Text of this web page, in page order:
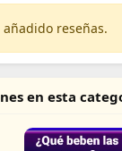
reseñas.
en esta